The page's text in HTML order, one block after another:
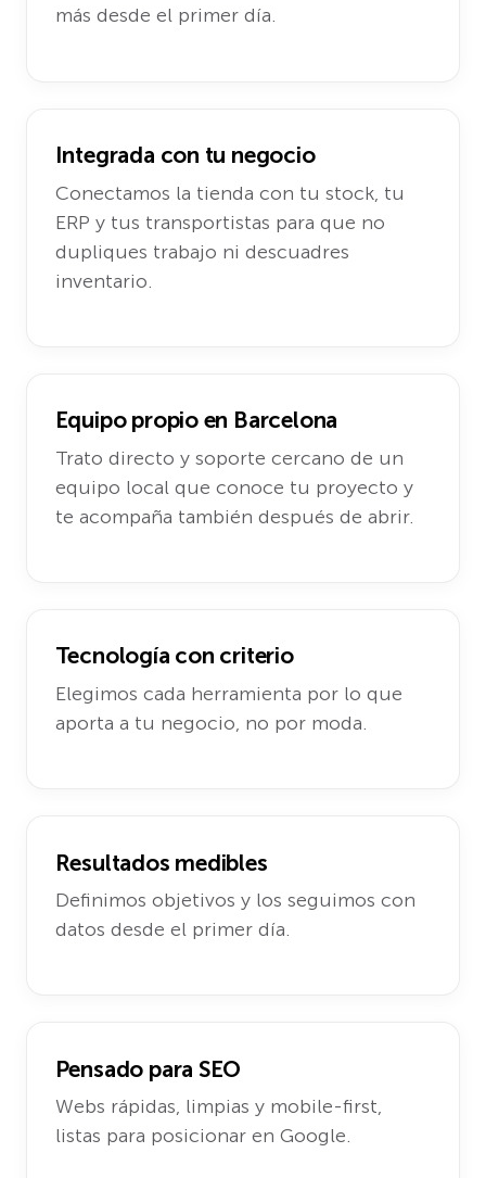
más desde el primer día.
Integrada con tu negocio
Conectamos la tienda con tu stock, tu
ERP y tus transportistas para que no
dupliques trabajo ni descuadres
inventario.
Equipo propio en Barcelona
Trato directo y soporte cercano de un
equipo local que conoce tu proyecto y
te acompaña también después de abrir.
Tecnología con criterio
Elegimos cada herramienta por lo que
aporta a tu negocio, no por moda.
Resultados medibles
Definimos objetivos y los seguimos con
datos desde el primer día.
Pensado para SEO
Webs rápidas, limpias y mobile-first,
listas para posicionar en Google.